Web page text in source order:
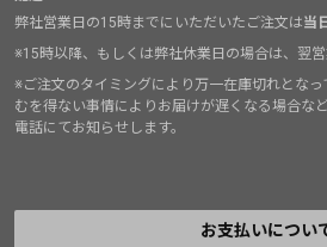
弊社営業日の15時までにいただいたご注文は当
※15時以降、もしくは弊社休業日の場合は、翌営
※ご注文のタイミングにより万一在庫切れとな
むを得ない事情によりお届けが遅くなる場合な
電話にてお知らせします。
お支払いについ